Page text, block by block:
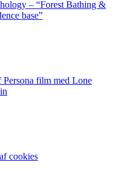
– “Forest Bathing &
base”
film med Lone
cookies